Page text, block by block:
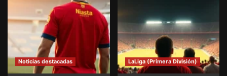
Noticias destacadas LaLiga (Primera División)